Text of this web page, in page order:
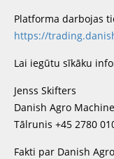
Platforma darbojas
https://
Lai iegūtu sīkāku
Jenss Skifters
Danish Agro
Tālrunis +45 2780
Fakti par Danish